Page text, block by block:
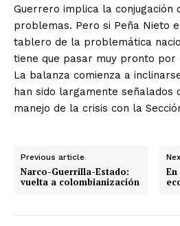
Guerrero implica la conjugación
problemas. Pero si Peña Nieto
tablero de la problemática
tiene que pasar muy pronto por
La balanza comienza a
han sido largamente señalados
manejo de la crisis con la
Previous article
Narco-Guerrilla-Estado:
vuelta a colombianización